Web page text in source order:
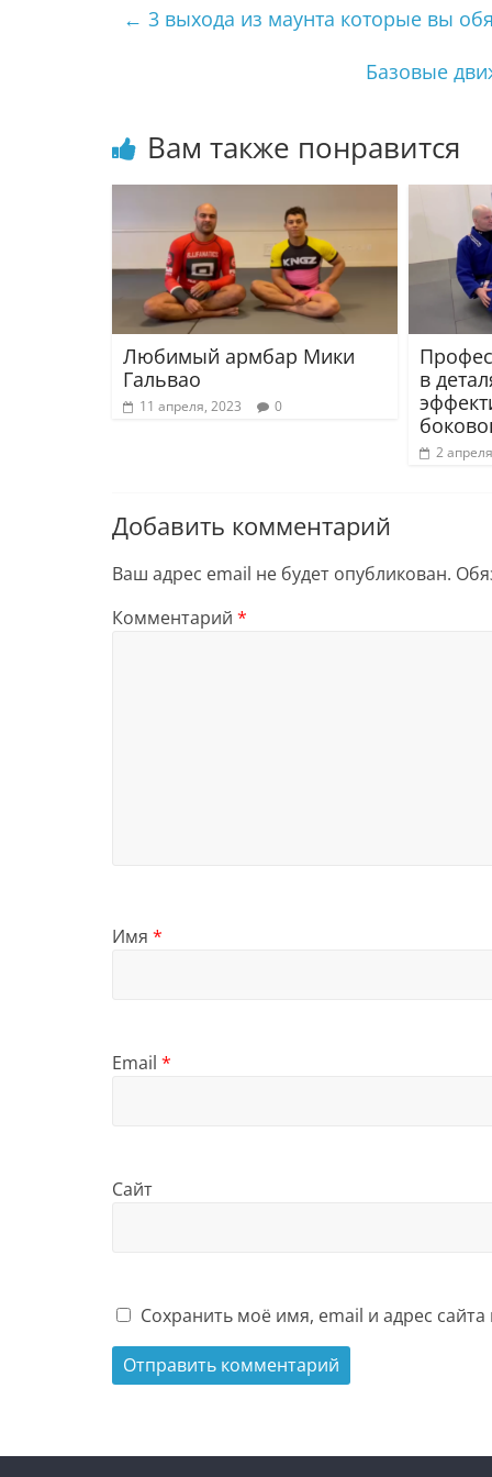
← 3 выхода из маунта которые вы
Базовые
Вам также понравится
Любимый армбар Мики
Гальвао
11 апреля, 2023 0
в
2
Добавить комментарий
Ваш адрес email не будет опубликован.
Комментарий *
Имя *
Email *
Сайт
Сохранить моё имя, email и адрес